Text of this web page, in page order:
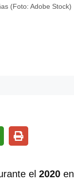
(Foto: Adobe Stock)
el 2020 en